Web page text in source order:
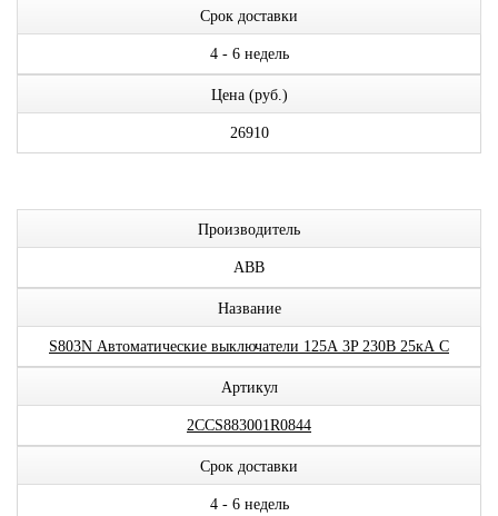
Срок доставки
4 - 6 недель
Цена (руб.)
26910
Производитель
ABB
Название
S803N Автоматические выключатели 125А 3P 230В 25кА C
Артикул
2CCS883001R0844
Срок доставки
4 - 6 недель